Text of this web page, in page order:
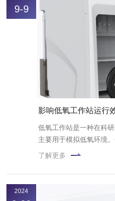
9-9
影响低氧工作站运行
低氧工作站是一种在科
主要用于模拟低氧环境
的影响，这些因素相互
了解更多
2024